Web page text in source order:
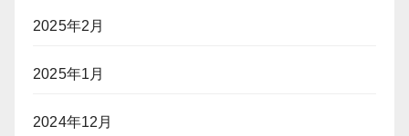
2025年2月
2025年1月
2024年12月